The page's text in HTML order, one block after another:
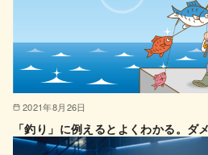
2021年8月26日
「釣り」に例えるとよくわかる。ダ